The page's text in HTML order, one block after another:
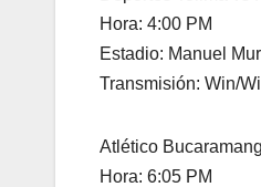
Hora: 4:00 PM
Estadio: Manuel
Transmisión: Win/
Atlético
Hora: 6:05 PM